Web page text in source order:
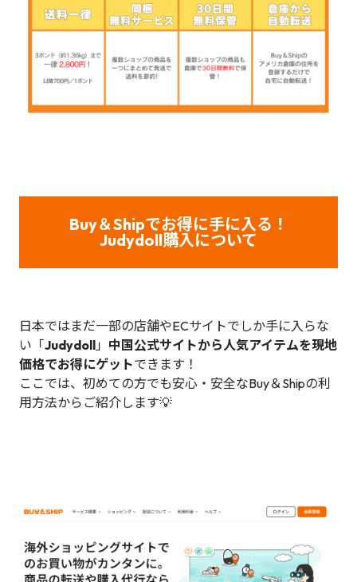
Buy＆Shipでお得に手に入る！
Judydoll購入について
日本ではまだ一部の店舗やECサイトでしか手に入らな
い「Judydoll 」 中国公式サイトから人気アイテムを現地
価格でお得にゲットできます！
ここでは、初めての方でも安心・安全なBuy＆Shipの利
用方法からご紹介します💡